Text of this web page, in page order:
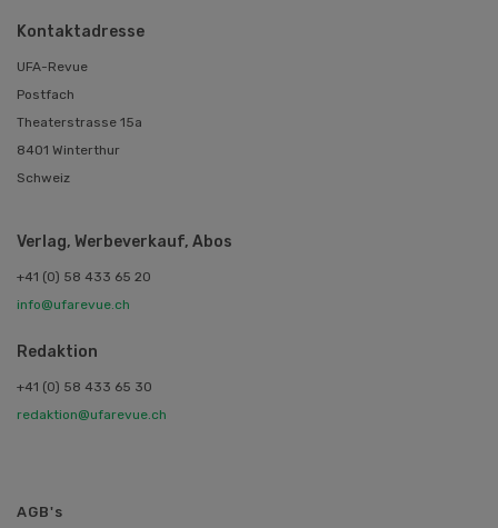
Kontaktadresse
UFA-Revue
Postfach
Theaterstrasse 15a
8401 Winterthur
Schweiz
Verlag, Werbeverkauf, Abos
+41 (0) 58 433 65 20
info@ufarevue.ch
Redaktion
+41 (0) 58 433 65 30
redaktion@ufarevue.ch
AGB's